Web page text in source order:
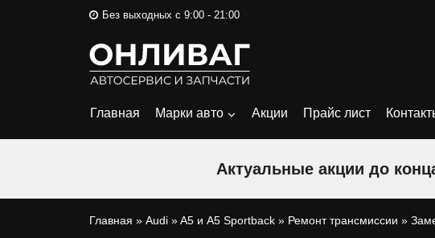
Без выходных с 9:00 - 21:00
Главная Марки авто Акции Прайс лист
Актуальные акции до
Главная » Audi »A5 и A5 Sportback » Ремонт трансмиссии »